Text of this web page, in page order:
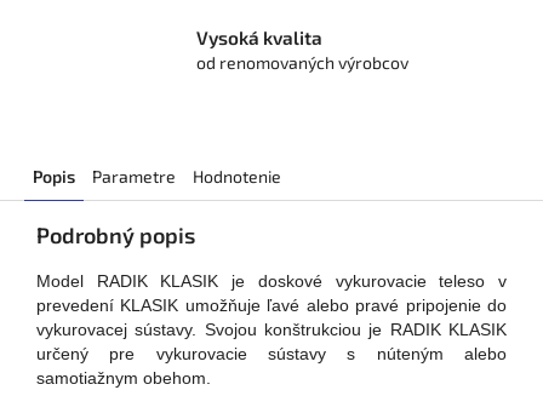
Vysoká kvalita
od renomovaných výrobcov
Popis Parametre Hodnotenie
Podrobný popis
Model RADIK KLASIK je doskové vykurovacie teleso v
prevedení KLASIK umožňuje ľavé alebo pravé pripojenie do
vykurovacej sústavy. Svojou konštrukciou je RADIK KLASIK
určený pre vykurovacie sústavy s núteným alebo
samotiažnym obehom.